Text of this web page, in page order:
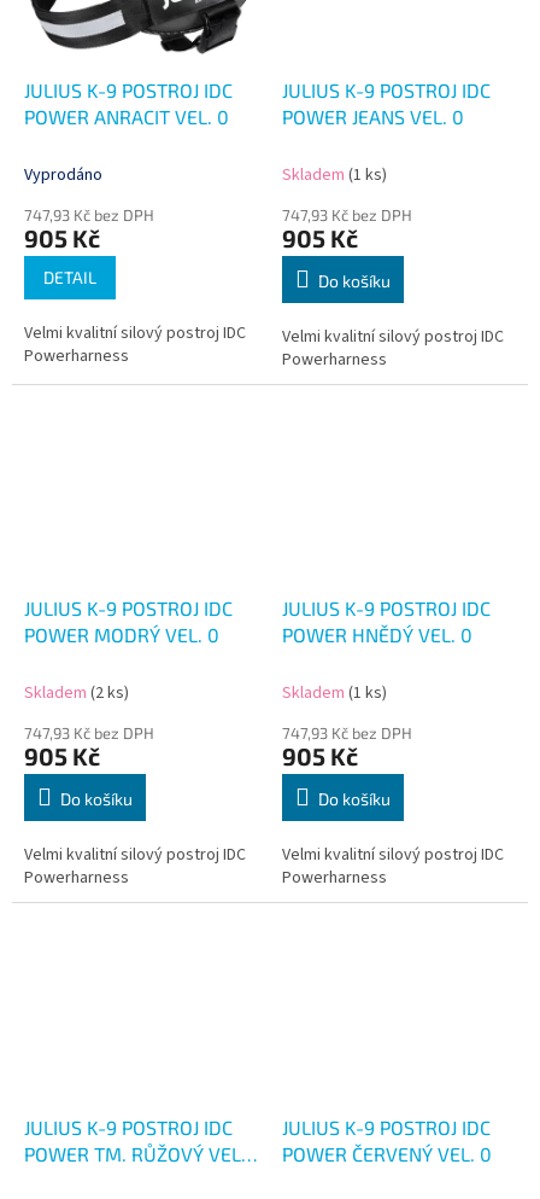
JULIUS K-9 POSTROJ IDC
POWER ANRACIT VEL. 0
Vyprodáno
747,93 Kč bez DPH
905 Kč
DETAIL
Velmi kvalitní silový postroj IDC
Powerharness
JULIUS K-9 POSTROJ IDC
POWER JEANS VEL. 0
Skladem (1 ks)
747,93 Kč bez DPH
905 Kč
Do košíku
Velmi kvalitní silový postroj IDC
Powerharness
JULIUS K-9 POSTROJ IDC
POWER MODRÝ VEL. 0
Skladem (2 ks)
747,93 Kč bez DPH
905 Kč
Do košíku
Velmi kvalitní silový postroj IDC
Powerharness
JULIUS K-9 POSTROJ IDC
POWER HNĚDÝ VEL. 0
Skladem (1 ks)
747,93 Kč bez DPH
905 Kč
Do košíku
Velmi kvalitní silový postroj IDC
Powerharness
JULIUS K-9 POSTROJ IDC
POWER TM. RŮŽOVÝ VEL.
JULIUS K-9 POSTROJ IDC
POWER ČERVENÝ VEL. 0